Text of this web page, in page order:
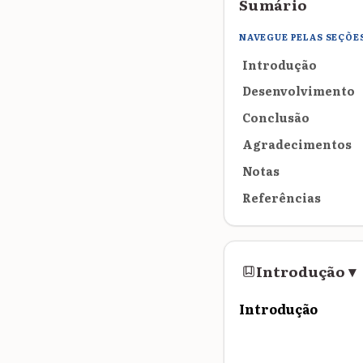
NAVEGUE PELAS
Introdução
Desenvolvimento
Conclusão
Agradecimentos
Notas
Referências
Introdução▾
Introdução